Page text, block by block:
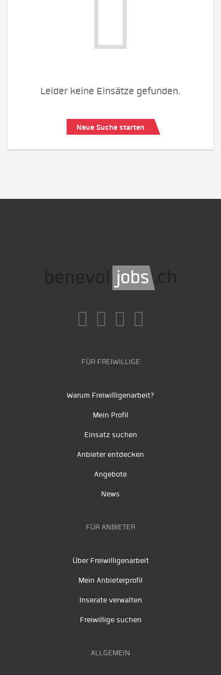
Leider keine Einsätze gefunden.
Neue Suche starten
FÜR FREIWILLIGE
Warum Freiwilligenarbeit?
Mein Profil
Einsatz suchen
Anbieter entdecken
Angebote
News
FÜR ANBIETER
Über Freiwilligenarbeit
Mein Anbieterprofil
Inserate verwalten
Freiwillige suchen
ALLGEMEIN